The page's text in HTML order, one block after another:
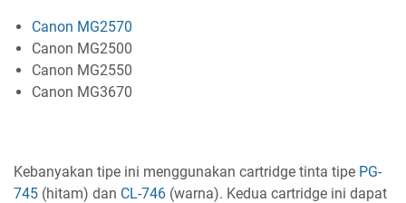
Canon MG2570
Canon MG2500
Canon MG2550
Canon MG3670
Kebanyakan tipe ini menggunakan cartridge tinta tipe PG-
745 (hitam) dan CL-746 (warna). Kedua cartridge ini dapat